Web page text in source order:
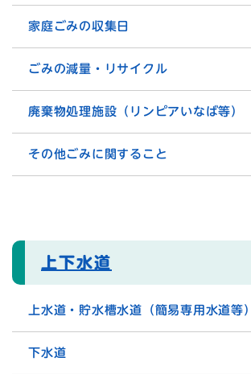
家庭ごみの収集日
ごみの減量・リサイクル
廃棄物処理施設（リンピアいなば等）
その他ごみに関すること
上下水道
上水道・貯水槽水道（簡易専用水道等）
下水道